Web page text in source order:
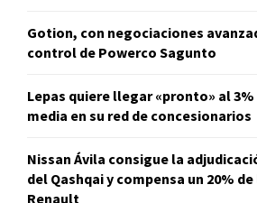
Gotion, con negociaciones
control de Powerco Sagunto
Lepas quiere llegar «pronto» al
media en su red de concesionarios
Nissan Ávila consigue la
del Qashqai y compensa un 20%
Renault